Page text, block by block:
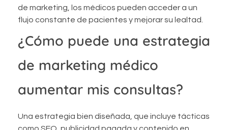
de marketing, los médicos pueden acceder a un
flujo constante de pacientes y mejorar su lealtad.
¿Cómo puede una estrategia
de marketing médico
aumentar mis consultas?
Una estrategia bien diseñada, que incluye tácticas
como SEO, publicidad pagada y contenido en